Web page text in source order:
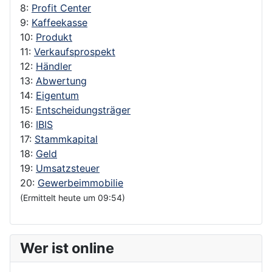
8: Profit Center
9: Kaffeekasse
10: Produkt
11: Verkaufsprospekt
12: Händler
13: Abwertung
14: Eigentum
15: Entscheidungsträger
16: IBIS
17: Stammkapital
18: Geld
19: Umsatzsteuer
20: Gewerbeimmobilie
(Ermittelt heute um 09:54)
Wer ist online